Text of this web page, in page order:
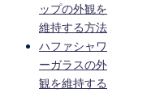
ップの外観を
維持する方法
ハファシャワ
ーガラスの外
観を維持する